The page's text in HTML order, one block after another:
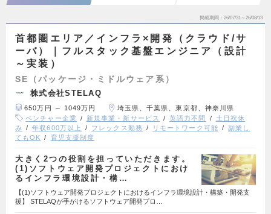
掲載期間 26/07/31～26/08/13
首都圏エリア／インフラ×開発（クラウド/サ
ーバ）｜フルスタック基盤エンジニア（設計
～実装）
SE（パッケージ・ミドルウェア系）
株式会社STELAQ
650万円 ～ 1049万円
埼玉県、千葉県、東京都、神奈川県
ベンチャー企業
新規事業・新サービス 英語力不問
土日祝休
み
年収600万以上 フレックス勤務 リモートワーク可能
副業し
てもOK
育児支援制度
大きく2つの役割を担っていただきます。
(1)ソフトウェア開発プロジェクトにおけ
るインフラ環境設計・構…
【(1)ソフトウェア開発プロジェクトにおけるインフラ環境設計・構築・開発支
援】 STELAQが手がけるソフトウェア開発プロ…